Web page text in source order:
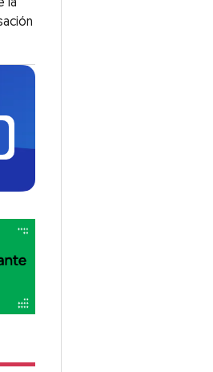
la